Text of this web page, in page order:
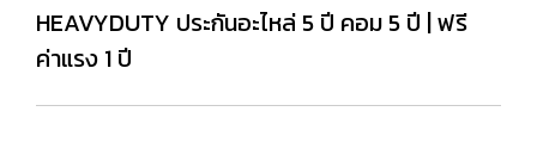
HEAVYDUTY ประกันอะไหล่ 5 ปี คอม 5 ปี | ฟรี
ค่าแรง 1 ปี